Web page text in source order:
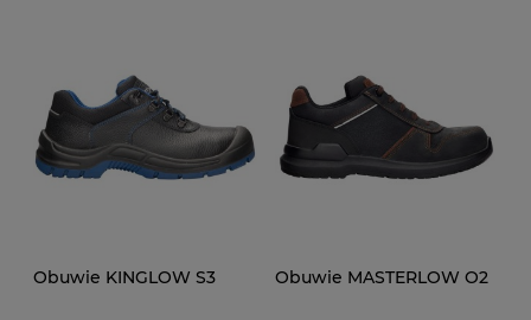
Obuwie KINGLOW S3 Obuwie MASTERLOW O2